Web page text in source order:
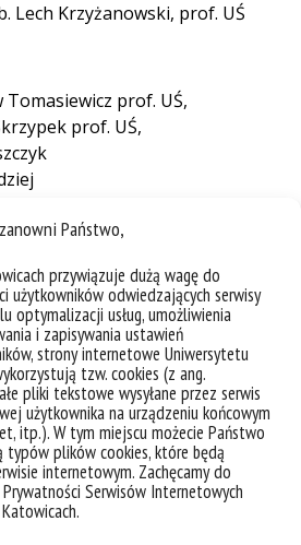
Państwo,
przywiązuje dużą wagę do
użytkowników odwiedzających serwisy
optymalizacji usług, umożliwienia
i zapisywania ustawień
strony internetowe Uniwersytetu
tzw. cookies (z ang.
pliki tekstowe wysyłane przez serwis
użytkownika na urządzeniu końcowym
itp.). W tym miejscu możecie Państwo
plików cookies, które będą
internetowym. Zachęcamy do
Serwisów Internetowych
Lech Krzyżanowski, prof. UŚ
Tomasiewicz prof. UŚ,
prof. UŚ,